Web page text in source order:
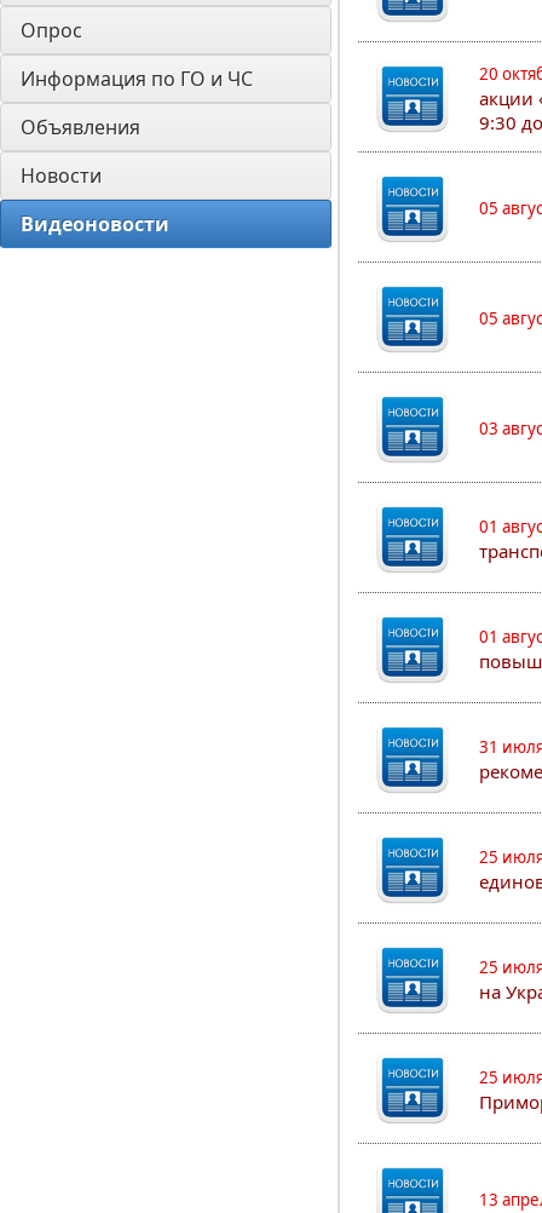
Опрос
Информация по ГО и ЧС
Объявления
Новости
Видеоновости
20
акции
9:30
05
05
03
01
01
31
25
25
на
25
13